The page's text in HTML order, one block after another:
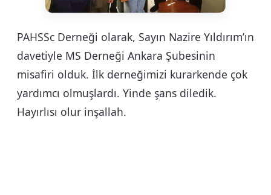
PAHSSc Derneği olarak, Sayın Nazire Yıldırım’ın
davetiyle MS Derneği Ankara Şubesinin
misafiri olduk. İlk derneğimizi kurarkende çok
yardımcı olmuşlardı. Yinde şans diledik.
Hayırlısı olur inşallah.